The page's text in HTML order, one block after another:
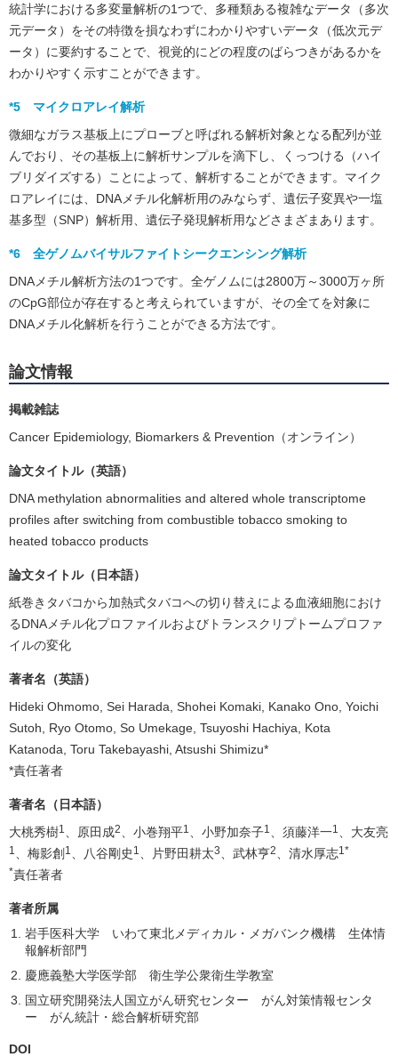
統計学における多変量解析の1つで、多種類ある複雑なデータ（多次
元データ）をその特徴を損なわずにわかりやすいデータ（低次元デ
ータ）に要約することで、視覚的にどの程度のばらつきがあるかを
わかりやすく示すことができます。
*5 マイクロアレイ解析
微細なガラス基板上にプローブと呼ばれる解析対象となる配列が並
んでおり、その基板上に解析サンプルを滴下し、くっつける（ハイ
ブリダイズする）ことによって、解析することができます。マイク
ロアレイには、DNAメチル化解析用のみならず、遺伝子変異や一塩
基多型（SNP）解析用、遺伝子発現解析用などさまざまあります。
*6 全ゲノムバイサルファイトシークエンシング解析
DNAメチル解析方法の1つです。全ゲノムには2800万～3000万ヶ所
のCpG部位が存在すると考えられていますが、その全てを対象に
DNAメチル化解析を行うことができる方法です。
論文情報
掲載雑誌
Cancer Epidemiology, Biomarkers & Prevention（オンライン）
論文タイトル（英語）
DNA methylation abnormalities and altered whole transcriptome
profiles after switching from combustible tobacco smoking to
heated tobacco products
論文タイトル（日本語）
紙巻きタバコから加熱式タバコへの切り替えによる血液細胞におけ
るDNAメチル化プロファイルおよびトランスクリプトームプロファ
イルの変化
著者名（英語）
Hideki Ohmomo, Sei Harada, Shohei Komaki, Kanako Ono, Yoichi
Sutoh, Ryo Otomo, So Umekage, Tsuyoshi Hachiya, Kota
Katanoda, Toru Takebayashi, Atsushi Shimizu*
*責任著者
著者名（日本語）
大桃秀樹1 、原田成2 、小巻翔平1 、小野加奈子1 、須藤洋一1 、大友亮
1 、梅影創 1 、八谷剛史 1 、片野田耕太3 、武林亨2 、清水厚志1*
*責任著者
著者所属
岩手医科大学 いわて東北メディカル・メガバンク機構 生体情
報解析部門
慶應義塾大学医学部 衛生学公衆衛生学教室
国立研究開発法人国立がん研究センター がん対策情報センタ
ー がん統計・総合解析研究部
DOI